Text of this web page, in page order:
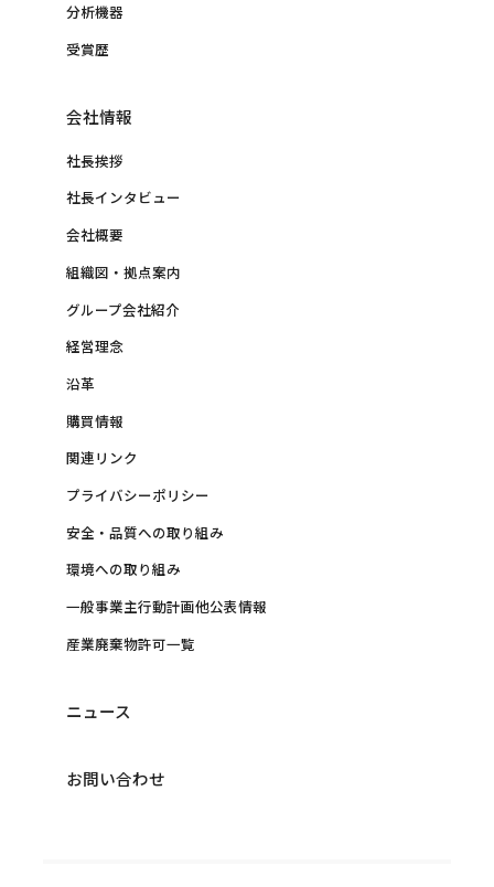
分析機器
受賞歴
会社情報
社長挨拶
社長インタビュー
会社概要
組織図・拠点案内
グループ会社紹介
経営理念
沿革
購買情報
関連リンク
プライバシーポリシー
安全・品質への取り組み
環境への取り組み
一般事業主行動計画他公表情報
産業廃棄物許可一覧
ニュース
お問い合わせ